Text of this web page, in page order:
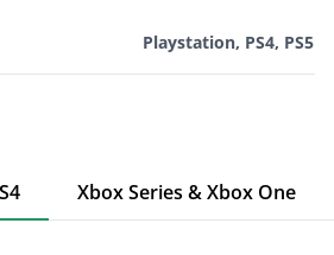
Playstation, PS4, PS5
Xbox Series & Xbox One